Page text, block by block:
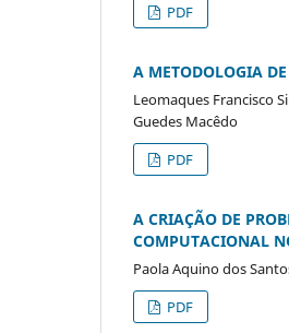
PDF
A METODOLOGIA
Leomaques Francisco
Guedes Macêdo
PDF
A CRIAÇÃO DE
COMPUTACIONAL
Paola Aquino dos
PDF